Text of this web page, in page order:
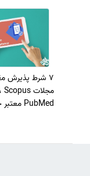
7 شرط پذیرش
PubMed معتبر خارجی